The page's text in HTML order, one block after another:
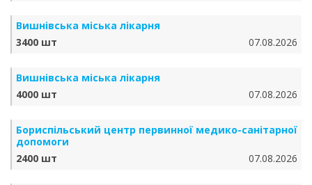
Вишнівська міська лікарня
3400 шт
07.08.2026
Вишнівська міська лікарня
4000 шт
07.08.2026
Бориспільський центр первинної медико-санітарної
допомоги
2400 шт
07.08.2026